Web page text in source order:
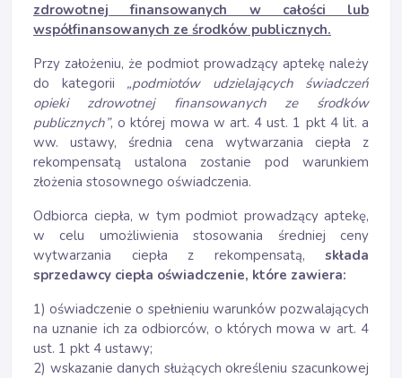
zdrowotnej finansowanych w całości lub
współfinansowanych ze środków publicznych.
Przy założeniu, że podmiot prowadzący aptekę należy
do kategorii „podmiotów udzielających świadczeń
opieki zdrowotnej finansowanych ze środków
publicznych”, o której mowa w art. 4 ust. 1 pkt 4 lit. a
ww. ustawy, średnia cena wytwarzania ciepła z
rekompensatą ustalona zostanie pod warunkiem
złożenia stosownego oświadczenia.
Odbiorca ciepła, w tym podmiot prowadzący aptekę,
w celu umożliwienia stosowania średniej ceny
wytwarzania ciepła z rekompensatą, składa
sprzedawcy ciepła oświadczenie, które zawiera:
1) oświadczenie o spełnieniu warunków pozwalających
na uznanie ich za odbiorców, o których mowa w art. 4
ust. 1 pkt 4 ustawy;
2) wskazanie danych służących określeniu szacunkowej